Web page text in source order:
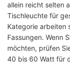
allein reicht selten
Tischleuchte für
Kategorie arbeiten
Fassungen. Wenn
möchten, prüfen
40 bis 60 Watt für